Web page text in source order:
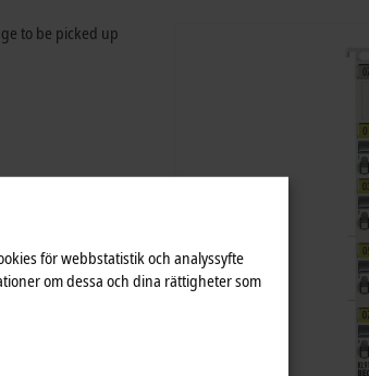
to be picked up
för webbstatistik och analyssyfte
om dessa och dina rättigheter som